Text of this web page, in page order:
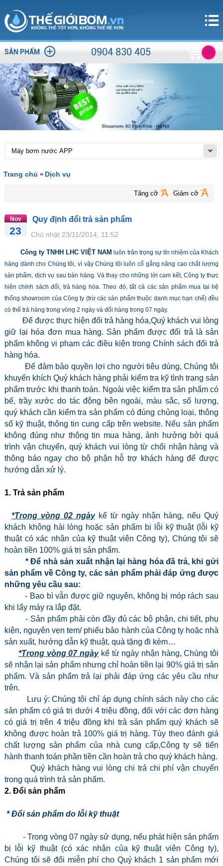
SẢN PHẨM 0904 830 405 0
Trang chủ Dịch vụ
Giảm cỡ
Tăng cỡ
Nov
23
Quy định đổi trả sản phẩm
Chủ nhật 23/11/2014, 11:52
Công ty TNHH LHC VIỆT NAM luôn trân trọng sự tín nhiệm của Khách
hàng dành cho Chúng tôi, vì vậy Chúng tôi luôn cố gắng nâng cao chất lượng
sản phẩm, dịch vụ sau bán hàng. Và thay cho những lời cam kết, Công ty thực
hiện chính sách đổi, trả hàng hóa. Theo đó, tất cả các sản phẩm mua tại hệ
thống showroom của Công ty (trừ các sản phẩm thuộc danh mục hạn chế) đều
có thể trả hàng trong vòng 2 ngày và đổi hàng trong 07 ngày.
Để được thực hiện đổi trả hàng hóa,Quý khách vui lòng
giữ lại hóa đơn mua hàng. Sản phẩm được đổi trả là sản
phẩm không vi phạm các điều kiện trong Chính sách đổi trả
hàng hóa.
Để đảm bảo quyền lợi cho người tiêu dùng, Chúng tôi
khuyến khích Quý khách hàng phải kiểm tra kỹ tình trạng sản
phẩm trước khi thanh toán. Ngoài việc kiểm tra sản phẩm có
bể, trầy xước do tác động bên ngoài, màu sắc, số lượng,
quý khách cần kiểm tra sản phẩm có đúng chủng loại, thông
số kỹ thuật, thông tin cung cấp trên website. Nếu sản phẩm
không đúng như thông tin mua hàng, ảnh hưởng bởi quá
trình vận chuyển, quý khách vui lòng từ chối nhận hàng và
thông báo ngay cho bộ phận hỗ trợ khách hàng để được
hướng dẫn xử lý.
1. Trả sản phẩm
*Trong vòng 02 ngày kể từ ngày nhận hàng, nếu Quý
khách không hài lòng hoặc sản phẩm bị lỗi kỹ thuật (lỗi kỹ
thuật có xác nhận của kỹ thuật viên Công ty), Chúng tôi sẽ
hoàn tiền 100% giá trị sản phẩm.
*Để nhà sản xuất nhận lại hàng hóa đã trả, khi gửi
sản phẩm về Công ty, các sản phẩm phải đáp ứng được
những yêu cầu sau:
- Bao bì vẫn được giữ nguyên, không bị móp rách sau
khi lấy máy ra lắp đặt.
- Sản phẩm phải còn đầy đủ các bộ phận, chi tiết, phụ
kiện, nguyên vẹn tem/ phiếu bảo hành của Công ty hoặc nhà
sản xuất, hướng dẫn kỹ thuật, quà tặng đi kèm…
*Trong vòng 07 ngày kể từ ngày nhận hàng, Chúng tôi
sẽ nhận lại sản phẩm nhưng chỉ hoàn tiền lại 90% giá trị sản
phẩm. Và sản phẩm trả lại phải đáp ứng các yêu cầu như
trên.
Lưu ý: Chúng tôi chỉ áp dụng chính sách này cho các
sản phẩm có giá trị dưới 4 triệu đồng, đối với các đơn hàng
có giá trị trên 4 triệu đồng khi trả sản phẩm quý khách sẽ
không được hoàn trả 100% giá trị hàng. Tùy theo đánh giá
chất lượng sản phẩm của nhà cung cấp,Công ty sẽ tiến
hành thanh toán phần tiền cần hoàn trả cho quý khách hàng.
Quý khách hàng vui lòng chi trả chi phí vận chuyển
trong quá trình trả sản phẩm.
2. Đổi sản phẩm
* Đổi sản phẩm do lỗi kỹ thuật
- Trong vòng 07 ngày sử dụng, nếu phát hiện sản phẩm
bị lỗi kỹ thuật (có xác nhận của kỹ thuật viên Công ty),
Chúng tôi sẽ đổi miễn phí cho Quý khách 1 sản phẩm mới